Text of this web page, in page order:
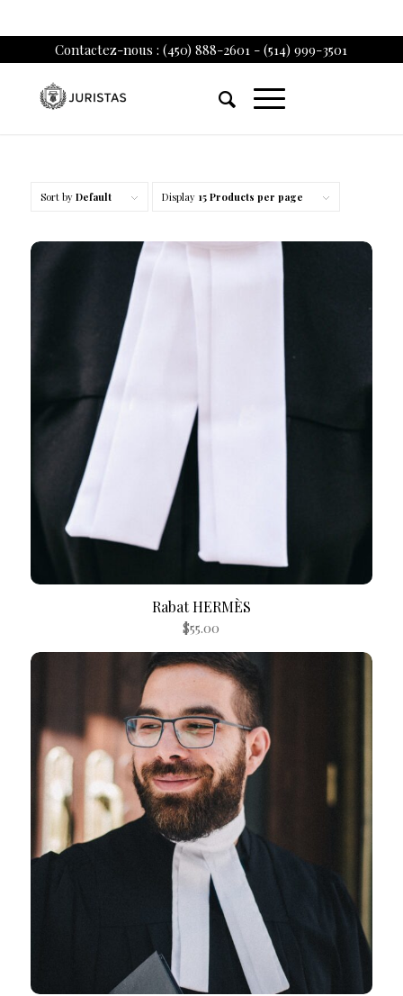
Contactez-nous : (450) 888-2601 - (514) 999-3501
Sort by Default Display 15 Products per page
Rabat HERMÈS
$55.00